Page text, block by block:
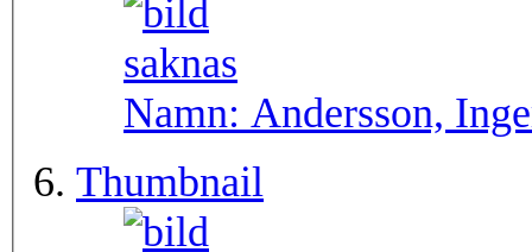
Namn: Andersson,
Thumbnail